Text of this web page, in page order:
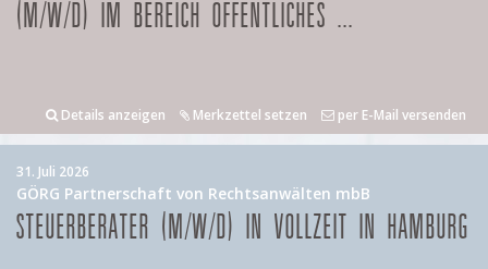
(M/W/D) IM BEREICH ÖFFENTLICHES ...
Details anzeigen Merkzettel setzen per E-Mail versenden
31. Juli 2026
GÖRG Partnerschaft von Rechtsanwälten mbB
STEUERBERATER (M/W/D) IN VOLLZEIT IN HAMBURG